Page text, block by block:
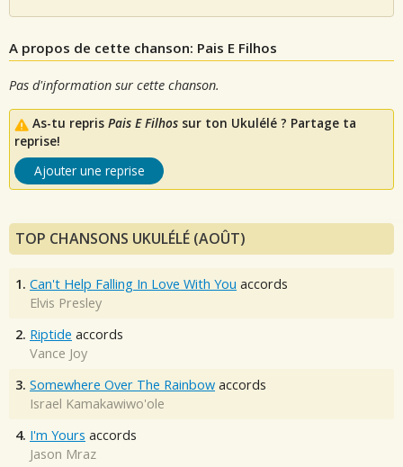
A propos de cette chanson: Pais E Filhos
Pas d'information sur cette chanson.
As-tu repris Pais E Filhos sur ton Ukulélé ? Partage ta
reprise!
Ajouter une reprise
TOP CHANSONS UKULÉLÉ (AOÛT)
1. Can't Help Falling In Love With You accords
Elvis Presley
2. Riptide accords
Vance Joy
3. Somewhere Over The Rainbow accords
Israel Kamakawiwo'ole
4. I'm Yours accords
Jason Mraz